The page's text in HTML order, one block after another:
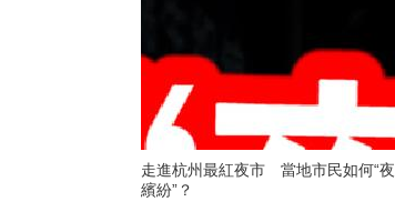
走進杭州最紅夜市 當地市民如何“夜
繽紛”？